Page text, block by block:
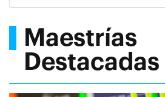
Maestrías
Destacadas